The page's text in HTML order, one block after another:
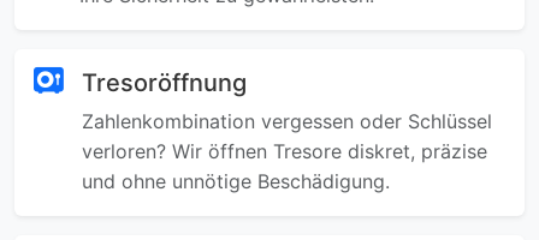
Tresoröffnung
Zahlenkombination vergessen oder Schlüssel
verloren? Wir öffnen Tresore diskret, präzise
und ohne unnötige Beschädigung.